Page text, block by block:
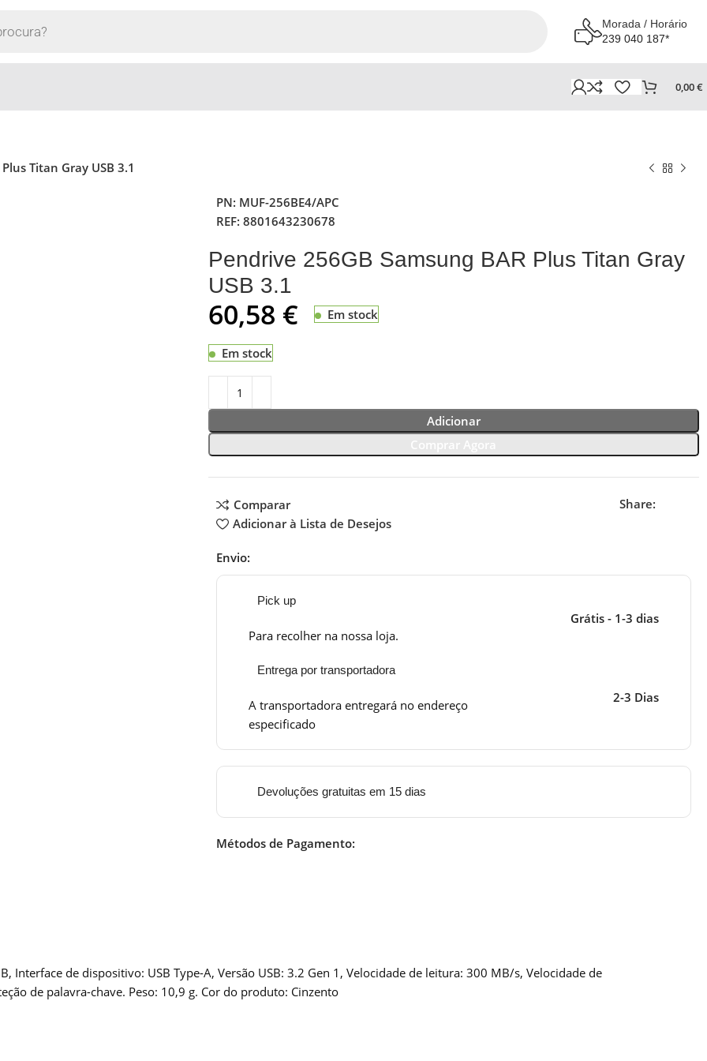
Morada / Horário
239 040 187*
0,00€
Titan Gray USB 3.1
PN: MUF-256BE4/APC
REF: 8801643230678
Pendrive 256GB Samsung BAR Plus Titan Gray
USB 3.1
60,58 € Em stock
Em stock
Adicionar
Comparar
Adicionar à Lista de Desejos
Share:
Envio:
Pick up
Para recolher na nossa loja.
Grátis - 1-3 dias
Entrega por transportadora
A transportadora entregará no endereço
especificado
2-3 Dias
Devoluções gratuitas em 15 dias
Métodos de Pagamento:
Interface de dispositivo: USB Type-A, Versão USB: 3.2 Gen 1, Velocidade de leitura: 300 MB/s, Velocidade de
de palavra-chave. Peso: 10,9 g. Cor do produto: Cinzento